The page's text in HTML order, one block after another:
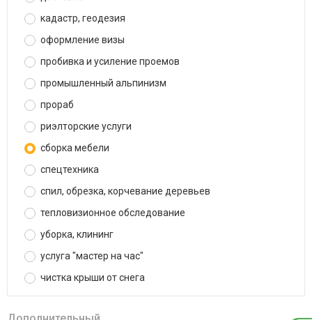
кадастр, геодезия
оформление визы
пробивка и усиление проемов
промышленный альпинизм
прораб
риэлторские услуги
сборка мебели
спецтехника
спил, обрезка, корчевание деревьев
тепловизионное обследование
уборка, клининг
услуга "мастер на час"
чистка крыши от снега